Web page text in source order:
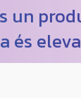
un
és